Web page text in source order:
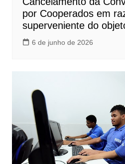
por Cooperados em
superveniente do
6 de junho de 2026